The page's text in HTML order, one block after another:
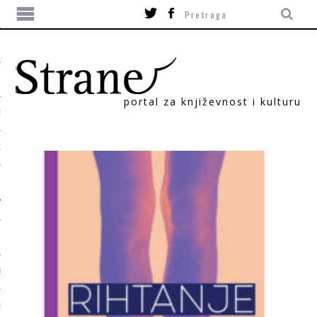
portal za književnost i kulturu